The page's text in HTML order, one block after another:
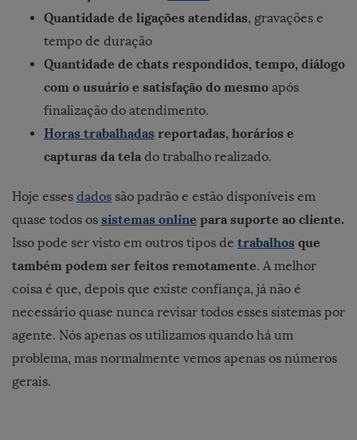
Quantidade de ligações atendidas, gravações e
tempo de duração
Quantidade de chats respondidos, tempo, diálogo
com o usuário e satisfação do mesmo após
finalização do atendimento.
Horas trabalhadas reportadas, horários e
capturas da tela do trabalho realizado.
Hoje esses dados são padrão e estão disponíveis em
quase todos os sistemas online para suporte ao cliente.
Isso pode ser visto em outros tipos de trabalhos que
também podem ser feitos remotamente. A melhor
coisa é que, depois que existe confiança, já não é
necessário quase nunca revisar todos esses sistemas por
agente. Nós apenas os utilizamos quando há um
problema, mas normalmente vemos apenas os números
gerais.